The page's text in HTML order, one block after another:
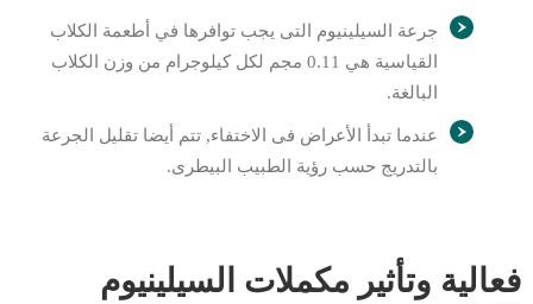
جرعة السيلينيوم التى يجب توافرها في أطعمة الكلاب
القياسية هي 0.11 مجم لكل كيلوجرام من وزن الكلاب
البالغة.
عندما تبدأ الأعراض فى الاختفاء, تتم أيضا تقليل الجرعة
بالتدريج حسب رؤية الطبيب البيطرى.
فعالية وتأثير مكملات السيلينيوم